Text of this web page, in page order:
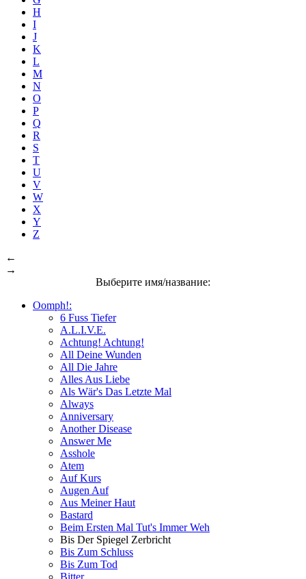
H
I
J
K
L
M
N
O
P
Q
R
S
T
U
V
W
X
Y
Z
←
→
Выберите имя/название:
Oomph!:
6 Fuss Tiefer
A.L.I.V.E.
Achtung! Achtung!
All Deine Wunden
All Die Jahre
Alles Aus Liebe
Als Wär's Das Letzte Mal
Always
Anniversary
Another Disease
Answer Me
Asshole
Atem
Auf Kurs
Augen Auf
Aus Meiner Haut
Bastard
Beim Ersten Mal Tut's Immer Weh
Bis Der Spiegel Zerbricht
Bis Zum Schluss
Bis Zum Tod
Bitter